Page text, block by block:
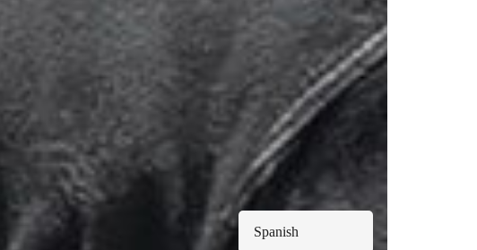
Spanish